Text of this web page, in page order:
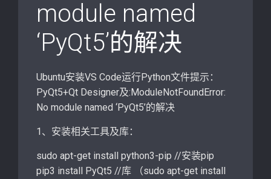
module named
‘PyQt5’的解决
Ubuntu安装VS Code运行Python文件提示：
PyQt5+Qt Designer及:ModuleNotFoundError:
No module named ‘PyQt5’的解决
1、安装相关工具及库：
sudo apt-get install python3-pip //安装pip
pip3 install PyQt5 //库 （sudo apt-get install